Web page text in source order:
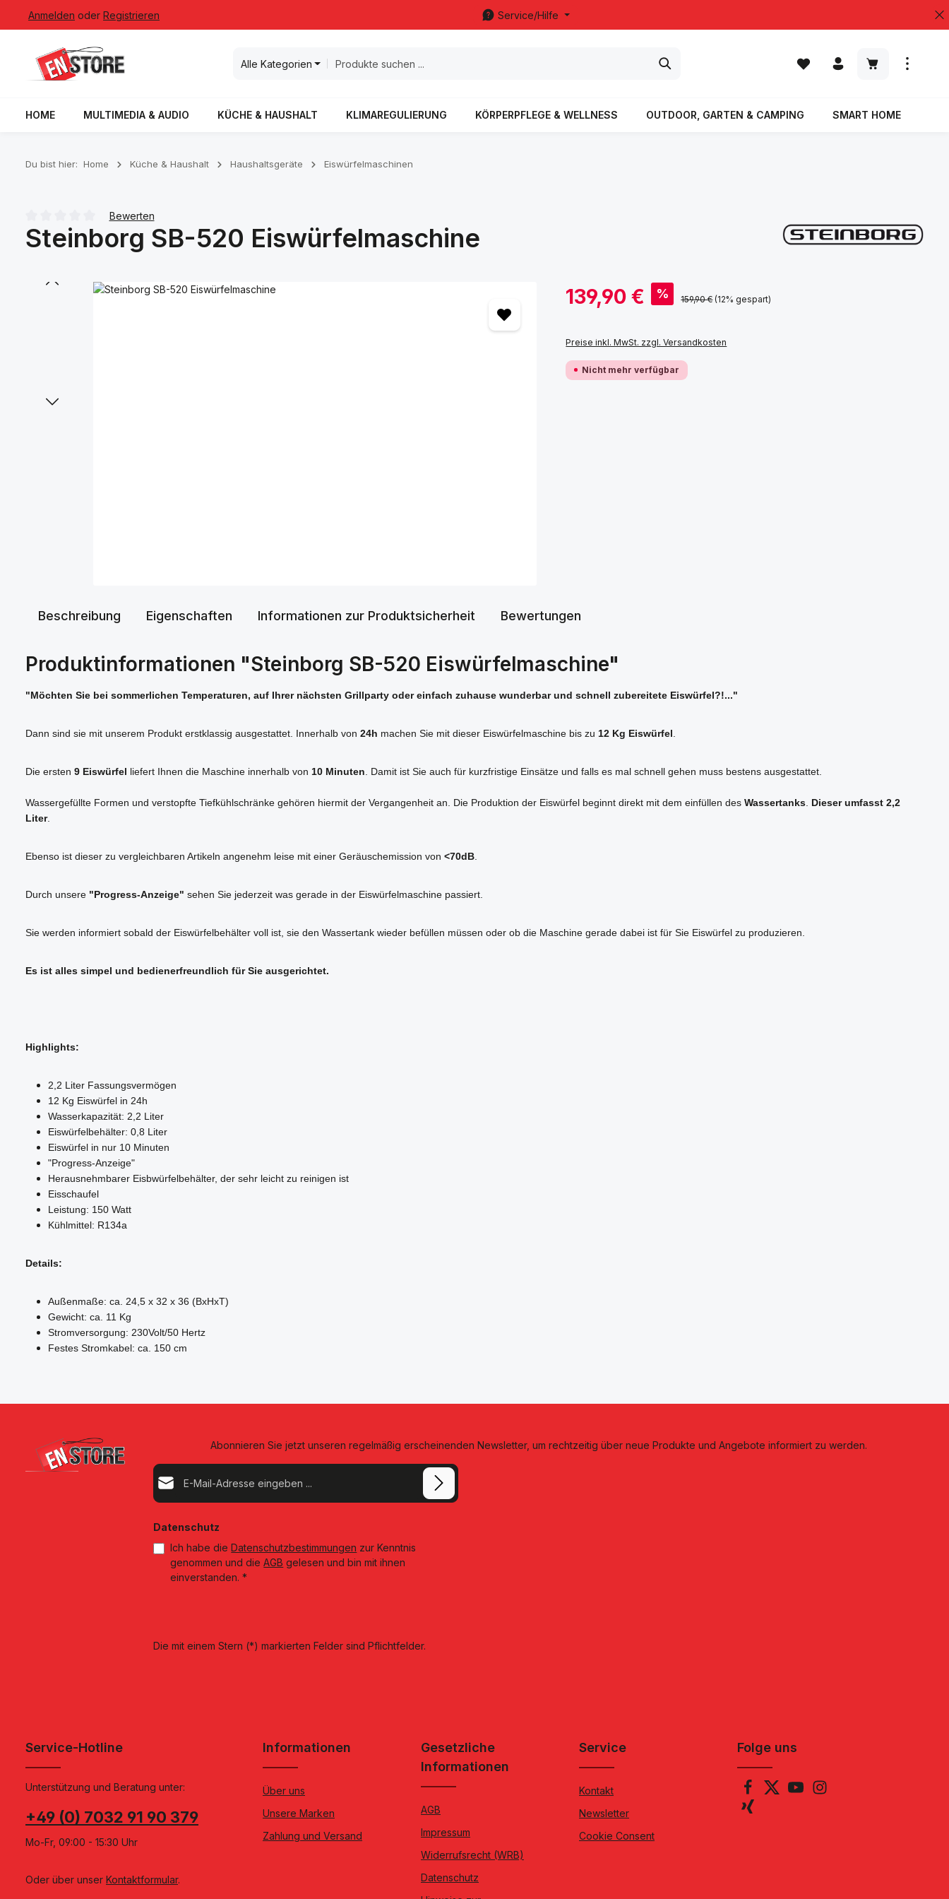
Hauptinhalt springen
Zur Suche springen
Zur Hauptnavigation springen
Anmelden oder Registrieren Service/Hilfe
Alle Kategorien
Warenkorb
HOME MULTIMEDIA & AUDIO KÜCHE & HAUSHALT KLIMAREGULIERUNG KÖRPERPFLEGE & WELLNESS OUTDOOR, GARTEN & CAMPING SMART HOME
Du bist hier: Home Küche & Haushalt Haushaltsgeräte Eiswürfelmaschinen
Durchschnittliche Bewertung von 0 von 5 Sternen
Bewerten
Steinborg SB-520 Eiswürfelmaschine
Bildergalerie überspringen Verkaufspreis:
139,90 € % Regulärer Preis:
159,90 € (12% gespart)
Preise inkl. MwSt. zzgl. Versandkosten
Nicht mehr verfügbar
Beschreibung Eigenschaften Informationen zur Produktsicherheit Bewertungen
Produktinformationen "Steinborg SB-520 Eiswürfelmaschine"
"Möchten Sie bei sommerlichen Temperaturen, auf Ihrer nächsten Grillparty oder einfach zuhause wunderbar und schnell zubereitete Eiswürfel?!..."
Dann sind sie mit unserem Produkt erstklassig ausgestattet. Innerhalb von 24h machen Sie mit dieser Eiswürfelmaschine bis zu 12 Kg Eiswürfel
Die ersten 9 Eiswürfel liefert Ihnen die Maschine innerhalb von 10 Minuten . Damit ist Sie auch für kurzfristige Einsätze und falls es mal schnell gehen muss bestens ausgestattet.
Wassergefüllte Formen und verstopfte Tiefkühlschränke gehören hiermit der Vergangenheit an. Die Produktion der Eiswürfel beginnt direkt mit dem einfüllen des Wassertanks Dieser umfasst 2,2
Liter.
Ebenso ist dieser zu vergleichbaren Artikeln angenehm leise mit einer Geräuschemission von <70dB
Durch unsere "Progress-Anzeige" sehen Sie jederzeit was gerade in der Eiswürfelmaschine passiert.
Sie werden informiert sobald der Eiswürfelbehälter voll ist, sie den Wassertank wieder befüllen müssen oder ob die Maschine gerade dabei ist für Sie Eiswürfel zu produzieren.
Es ist alles simpel und bedienerfreundlich für Sie ausgerichtet.
Highlights:
2,2 Liter Fassungsvermögen
12 Kg Eiswürfel in 24h
Wasserkapazität: 2,2 Liter
Eiswürfelbehälter: 0,8 Liter
Eiswürfel in nur 10 Minuten
"Progress-Anzeige"
Herausnehmbarer Eisbwürfelbehälter, der sehr leicht zu reinigen ist
Eisschaufel
Leistung: 150 Watt
Kühlmittel: R134a
Details:
Außenmaße: ca. 24,5 x 32 x 36 (BxHxT)
Gewicht: ca. 11 Kg
Stromversorgung: 230Volt/50 Hertz
Festes Stromkabel: ca. 150 cm
Abonnieren Sie jetzt unseren regelmäßig erscheinenden Newsletter, um rechtzeitig über neue Produkte und Angebote informiert zu werden.
E-Mail-Adresse*
Datenschutz
Ich habe dieDatenschutzbestimmungen zur Kenntnis
genommen und dieAGB gelesen und bin mit ihnen
einverstanden.*
Die mit einem Stern (*) markierten Felder sind Pflichtfelder.
Service-Hotline
Unterstützung und Beratung unter:
+49 (0) 7032 91 90 379
Mo-Fr, 09:00 - 15:30 Uhr
Oder über unser Kontaktformular.
Informationen
Über uns
Unsere Marken
Zahlung und Versand
Gesetzliche
Informationen
AGB
Impressum
Widerrufsrecht (WRB)
Datenschutz
Service
Kontakt
Newsletter
Cookie Consent
Folge uns